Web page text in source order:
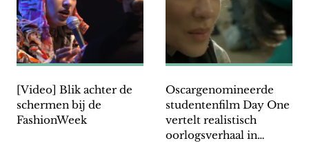
[Video] Blik achter de
schermen bij de
FashionWeek
Oscargenomineerde
studentenfilm Day One
vertelt realistisch
oorlogsverhaal in